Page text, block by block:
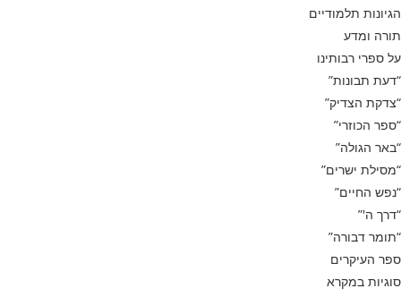
הגיונות תלמודיים
תורה ומדע
על ספרי רבותינו
“דעת תבונות”
“צדקת הצדיק”
“ספר הכוזרי”
“באר הגולה”
“מסילת ישרים”
“נפש החיים”
“דרך ה'”
“תומר דבורה”
ספר העיקרים
סוגיות במקרא